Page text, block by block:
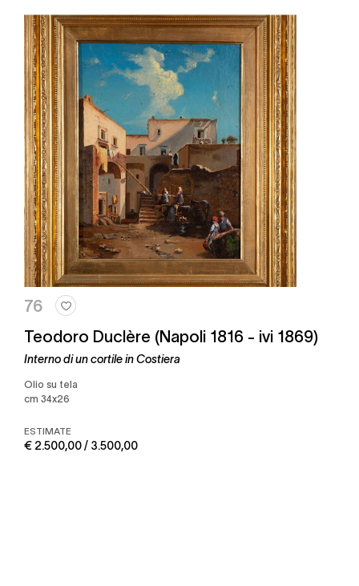
76
Teodoro Duclère (Napoli 1816 - ivi 1869)
Interno di un cortile in Costiera
olio su tela
cm 34x26
ESTIMATE
€ 2.500,00 / 3.500,00